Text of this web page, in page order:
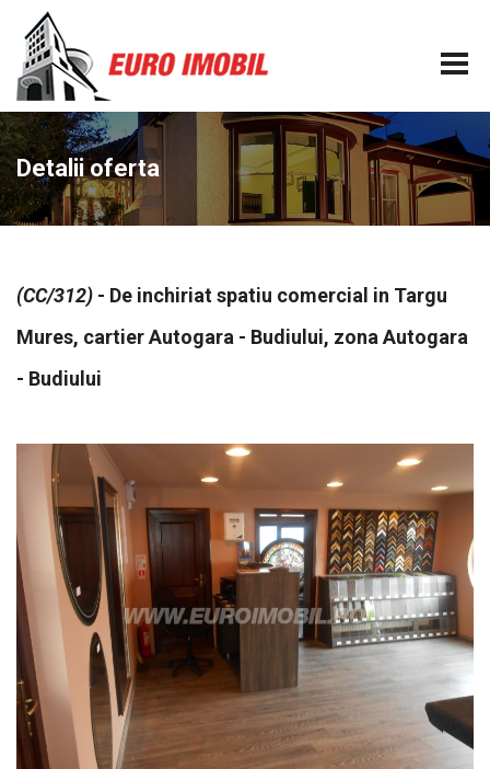
Detalii oferta
(CC/312) - De inchiriat spatiu comercial in Targu
Mures, cartier Autogara - Budiului, zona Autogara
- Budiului